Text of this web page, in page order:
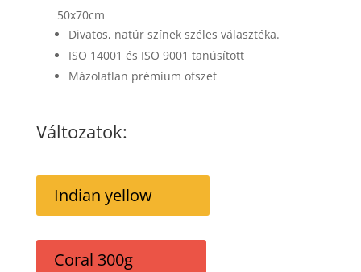
50x70cm
Divatos, natúr színek széles választéka.
ISO 14001 és ISO 9001 tanúsított
Mázolatlan prémium ofszet
Változatok:
Indian yellow
Coral 300g